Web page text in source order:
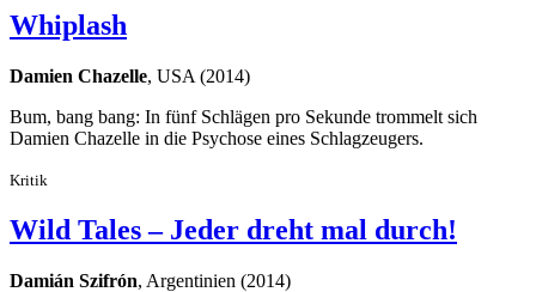
Whiplash
Damien Chazelle, USA (2014)
Bum, bang bang: In fünf Schlägen pro Sekunde trommelt sich
Damien Chazelle in die Psychose eines Schlagzeugers.
Kritik
Wild Tales – Jeder dreht mal durch!
Damián Szifrón, Argentinien (2014)